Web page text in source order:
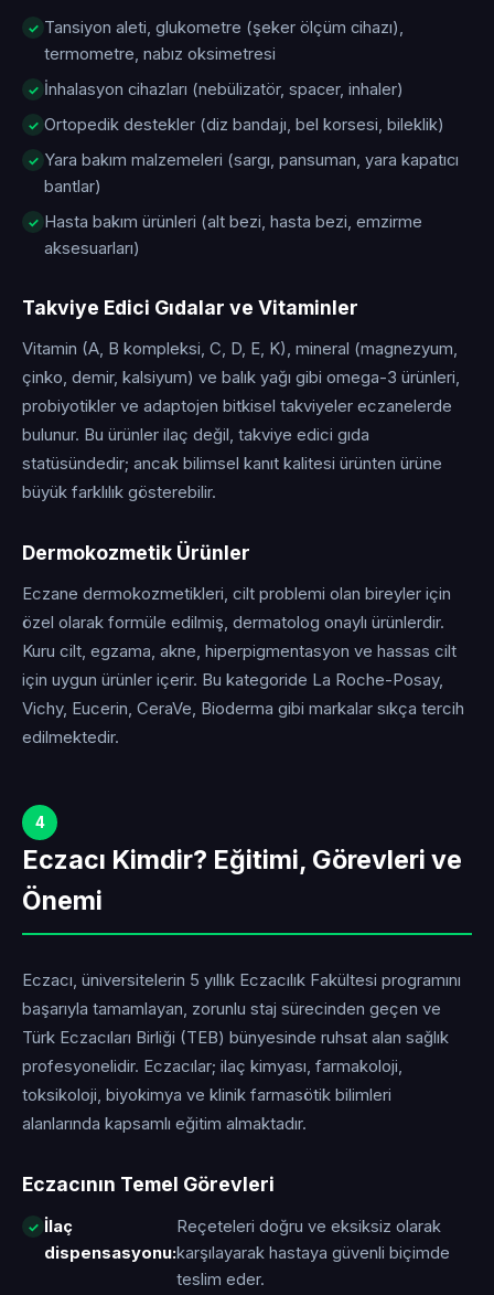
Tansiyon aleti, glukometre (şeker ölçüm cihazı),
termometre, nabız oksimetresi
İnhalasyon cihazları (nebülizatör, spacer, inhaler)
Ortopedik destekler (diz bandajı, bel korsesi, bileklik)
Yara bakım malzemeleri (sargı, pansuman, yara kapatıcı
bantlar)
Hasta bakım ürünleri (alt bezi, hasta bezi, emzirme
aksesuarları)
Takviye Edici Gıdalar ve Vitaminler
Vitamin (A, B kompleksi, C, D, E, K), mineral (magnezyum,
çinko, demir, kalsiyum) ve balık yağı gibi omega-3 ürünleri,
probiyotikler ve adaptojen bitkisel takviyeler eczanelerde
bulunur. Bu ürünler ilaç değil, takviye edici gıda
statüsündedir; ancak bilimsel kanıt kalitesi ürünten ürüne
büyük farklılık gösterebilir.
Dermokozmetik Ürünler
Eczane dermokozmetikleri, cilt problemi olan bireyler için
özel olarak formüle edilmiş, dermatolog onaylı ürünlerdir.
Kuru cilt, egzama, akne, hiperpigmentasyon ve hassas cilt
için uygun ürünler içerir. Bu kategoride La Roche-Posay,
Vichy, Eucerin, CeraVe, Bioderma gibi markalar sıkça tercih
edilmektedir.
4
Eczacı Kimdir? Eğitimi, Görevleri ve
Önemi
Eczacı, üniversitelerin 5 yıllık Eczacılık Fakültesi programını
başarıyla tamamlayan, zorunlu staj sürecinden geçen ve
Türk Eczacıları Birliği (TEB) bünyesinde ruhsat alan sağlık
profesyonelidir. Eczacılar; ilaç kimyası, farmakoloji,
toksikoloji, biyokimya ve klinik farmasötik bilimleri
alanlarında kapsamlı eğitim almaktadır.
Eczacının Temel Görevleri
İlaç
dispensasyonu:
Reçeteleri doğru ve eksiksiz olarak
karşılayarak hastaya güvenli biçimde
teslim eder.